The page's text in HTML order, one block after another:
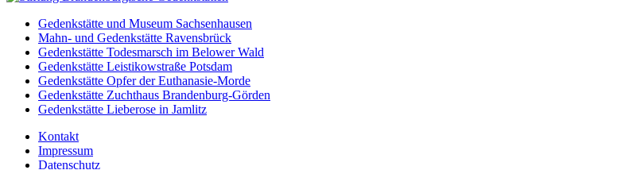
Gedenkstätte und Museum Sachsenhausen
Mahn- und Gedenkstätte Ravensbrück
Gedenkstätte Todesmarsch im Belower Wald
Gedenkstätte Leistikowstraße Potsdam
Gedenkstätte Opfer der Euthanasie-Morde
Gedenkstätte Zuchthaus Brandenburg-Görden
Gedenkstätte Lieberose in Jamlitz
Kontakt
Impressum
Datenschutz